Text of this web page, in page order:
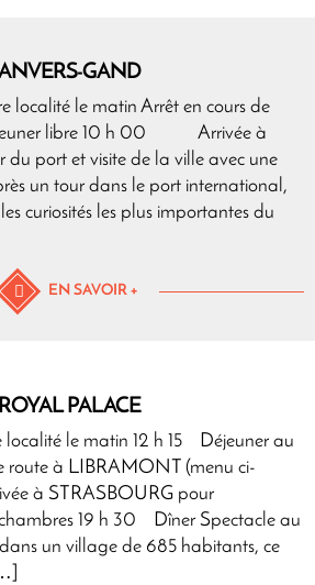
GAND
localité le matin Arrêt en cours de
libre 10 h 00 Arrivée à
port et visite de la ville avec une
un tour dans le port international,
curiosités les plus importantes du
EN SAVOIR +
ROYAL PALACE
localité le matin 12 h 15 Déjeuner au
route à LIBRAMONT (menu ci-
à STRASBOURG pour
19 h 30 Dîner Spectacle au
dans un village de 685 habitants, ce